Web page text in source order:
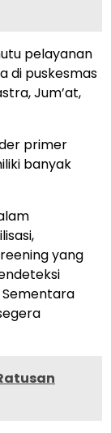
pelayanan
di puskesmas
Jum’at,
primer
banyak
yang